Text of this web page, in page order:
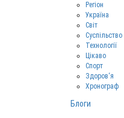
Регіон
Україна
Світ
Суспільство
Технології
Цікаво
Спорт
Здоров‘я
Хронограф
Блоги